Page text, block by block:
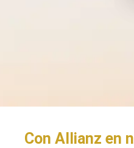
Con Allianz en